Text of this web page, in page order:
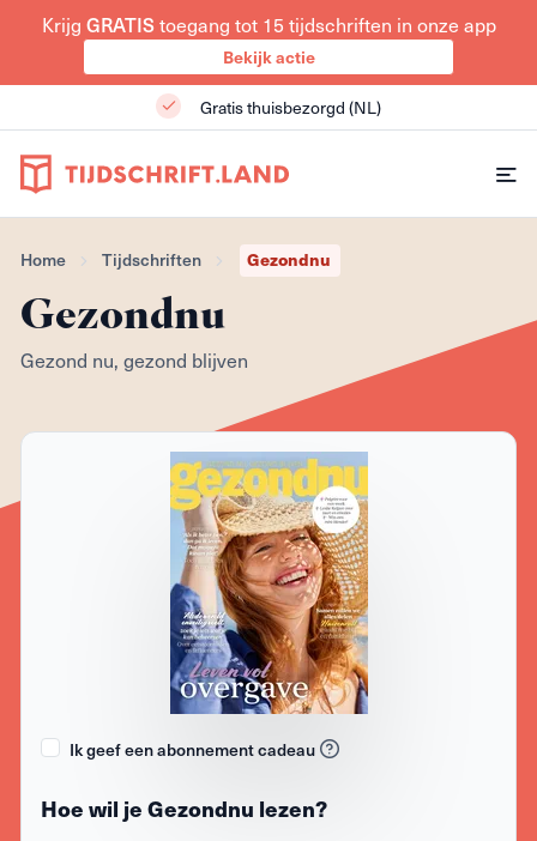
Krijg GRATIStoegang tot 15 tijdschriften in onze app
Bekijk actie
Gratis thuisbezorgd (NL)
Home Tijdschriften Gezondnu
Gezondnu
Gezond nu, gezond blijven
Ik geef een abonnement cadeau
Hoe wil je Gezondnu lezen?